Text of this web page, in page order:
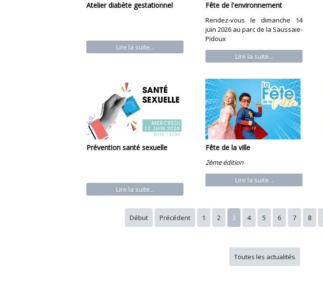
Atelier diabète gestationnel
Lire la suite...
Fête de l'environnement
Rendez-vous le dimanche 14
juin 2026 au parc de la Saussaie-
Pidoux
Lire la suite...
Prévention santé sexuelle
Lire la suite...
Fête de la ville
2ème édition
Lire la suite...
Début Précédent 1 2 3 4 5 6 7 8
Toutes les actualités